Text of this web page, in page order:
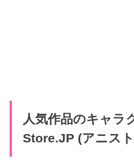
人気作品のキャラ
Store.JP (アニス